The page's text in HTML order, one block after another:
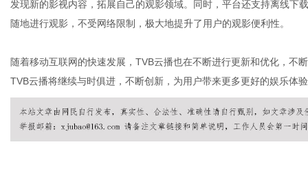
发现新的影视内容，拓展自己的观影领域。同时，平台还支持离线下
随地进行观影，不受网络限制，极大地提升了用户的观影便利性。
随着移动互联网的快速发展，TVB云播也在不断进行更新和优化，不
TVB云播将继续与时俱进，不断创新，为用户带来更多更好的娱乐体